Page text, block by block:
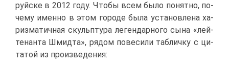
руй­ске в 2012 го­ду. Что­бы всем бы­ло по­нят­но, по­
че­му имен­но в этом го­ро­де бы­ла уста­нов­ле­на ха­
риз­ма­тич­ная скульп­ту­ра ле­ген­дар­но­го сы­на «лей­
те­нан­та Шмид­та», ря­дом по­ве­си­ли таб­лич­ку с ци­
та­той из про­из­ве­де­ния: